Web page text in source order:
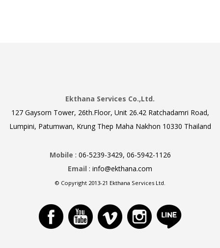
Ekthana Services Co.,Ltd.
127 Gaysorn Tower, 26th.Floor, Unit 26.42 Ratchadamri Road,
Lumpini, Patumwan, Krung Thep Maha Nakhon 10330 Thailand
Mobile : 06-5239-3429, 06-5942-1126
Email : info@ekthana.com
© Copyright 2013-21 Ekthana Services Ltd.